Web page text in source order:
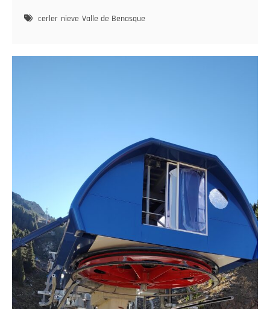
en
cerler nieve Valle de Benasque